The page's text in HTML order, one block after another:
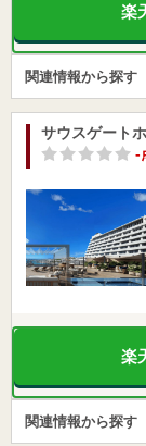
楽
関連情報から探す
サウスゲート
-
楽
関連情報から探す